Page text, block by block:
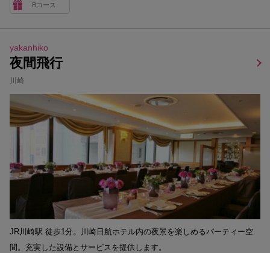
Bコース
yakanhiko
夜間飛行
川崎
JR川崎駅 徒歩1分。川崎日航ホテル内の夜景を楽しめるパーティー空
間。充実した設備とサービスを提供します。